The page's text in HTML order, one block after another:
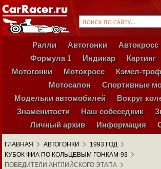
Ралли Автогонки Автокросс
Формула 1
Индикар Картинг
Мотогонки
Мотокросс Кэмел-
Мотосалон
Спортивные
Модельки автомобилей
Вокруг
Знаменитости
Наш собеседник
Личный архив
Информация
ГЛАВНАЯ АВТОГОНКИ
1993 ГОД
КУБОК ФИА ПО КОЛЬЦЕВЫМ ГОНКАМ-93
ПОБЕДИТЕЛИ АНГЛИЙСКОГО ЭТАПА